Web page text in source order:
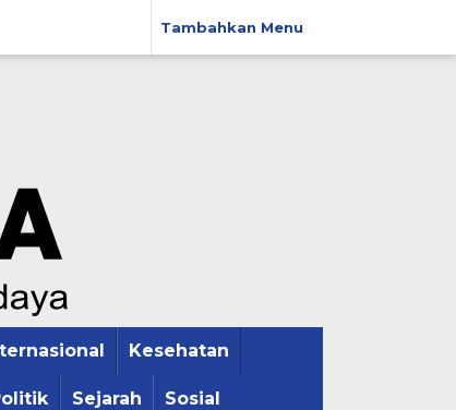
Tambahkan Menu
Kesehatan
Sejarah Sosial